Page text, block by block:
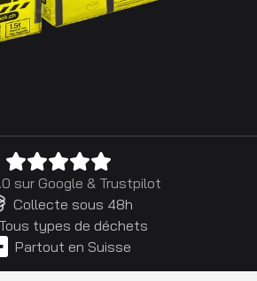
surGoogle & Trustpilot
Collecte sous 48h
Tous types de déchets
Partout en Suisse